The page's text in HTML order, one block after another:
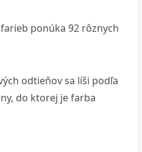
ponúka 92 rôznych
odtieňov sa líši podľa
do ktorej je farba